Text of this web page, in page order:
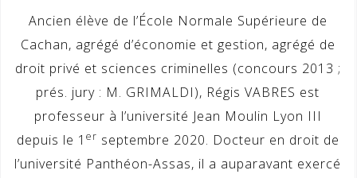
Ancien élève de l’École Normale Supérieure de
Cachan, agrégé d’économie et gestion, agrégé de
droit privé et sciences criminelles (concours 2013 ;
prés. jury : M. GRIMALDI), Régis VABRES est
professeur à l’université Jean Moulin Lyon III
depuis le 1 er septembre 2020. Docteur en droit de
l’université Panthéon-Assas, il a auparavant exercé